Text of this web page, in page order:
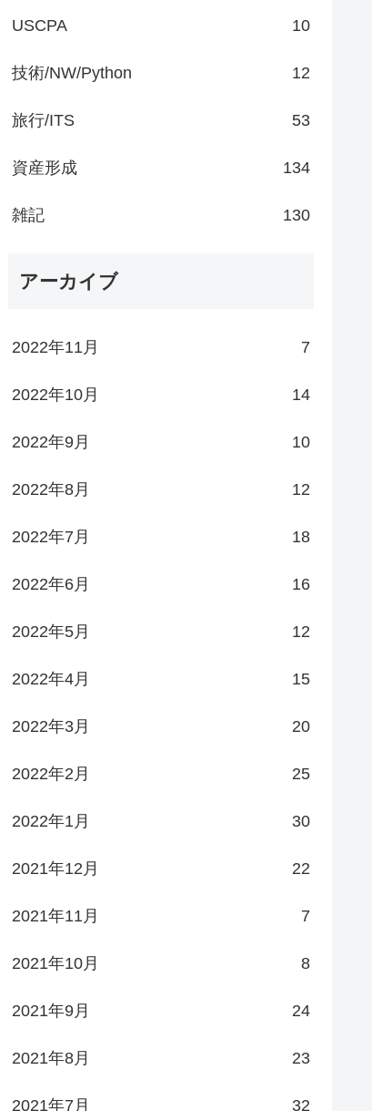
USCPA 10
技術/NW/Python 12
旅行/ITS 53
資産形成 134
雑記 130
アーカイブ
2022年11月 7
2022年10月 14
2022年9月 10
2022年8月 12
2022年7月 18
2022年6月 16
2022年5月 12
2022年4月 15
2022年3月 20
2022年2月 25
2022年1月 30
2021年12月 22
2021年11月 7
2021年10月 8
2021年9月 24
2021年8月 23
2021年7月 32